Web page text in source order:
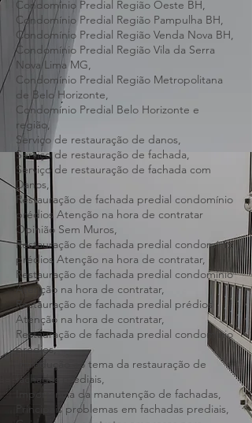
Condomínio Predial Região Noroeste BH,
Condomínio Predial Região Norte BH,
Condomínio Predial Região Oeste BH,
Condomínio Predial Região Pampulha BH,
Condomínio Predial Região Venda Nova BH,
Condomínio Predial Região Vila da Serra
Nova Lima MG,
Condomínio Predial Região Metropolitana
de Belo Horizonte,
Condomínio Predial Belo Horizonte e
região,
Serviço de restauração de danos,
Serviço de restauração de fachada,
Serviço de restauração de fachada com
Danos,
Restauração de fachada predial condomínio
prédios Atenção na hora de contratar
Opinião Sem Muros,
Restauração de fachada predial condomínio
prédios Atenção na hora de contratar,
Restauração de fachada predial condomínio
Atenção na hora de contratar,
Restauração de fachada predial prédios
Atenção na hora de contratar,
Restauração de fachada predial condomínio
prédios,
Introdução ao tema da restauração de
fachadas prediais,